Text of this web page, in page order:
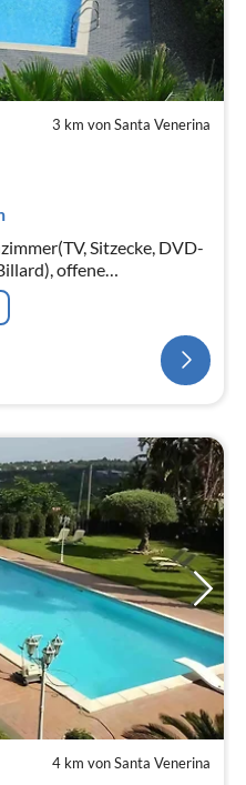
3 km von Santa Venerina
Sitzecke, DVD-
offene
Kochherd,
S...
4 km von Santa Venerina